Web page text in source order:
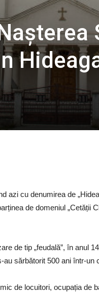
azi cu denumirea de
de domeniul „Cetății
de tip „feudală”, în anul
au sărbătorit 500 ani într-un
de locuitori, ocupația de